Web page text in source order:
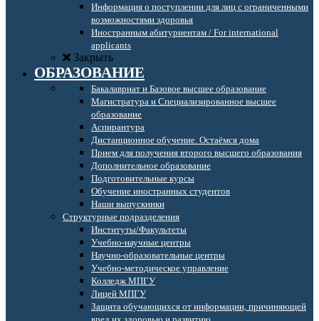
Информация о поступлении для лиц с ограниченными
возможностями здоровья
Иностранным абитуриентам / For international
applicants
Закрыть
ОБРАЗОВАНИЕ
Бакалавриат и Базовое высшее образование
Магистратура и Специализированное высшее
образование
Аспирантура
Дистанционное обучение. Остаёмся дома
Прием для получения второго высшего образования
Дополнительное образование
Подготовительные курсы
Обучение иностранных студентов
Наши выпускники
Структурные подразделения
Институты/Факультеты
Учебно-научные центры
Научно-образовательные центры
Учебно-методическое управление
Колледж МПГУ
Лицей МПГУ
Защита обучающихся от информации, причиняющей